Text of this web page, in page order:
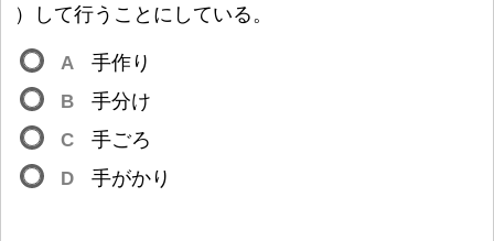
）
して行うことにしている。
A 手作 り
B
手分け
C
手ごろ
D
手がかり